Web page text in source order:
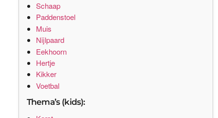
Schaap
Paddenstoel
Muis
Nijlpaard
Eekhoorn
Hertje
Kikker
Voetbal
Thema’s (kids):